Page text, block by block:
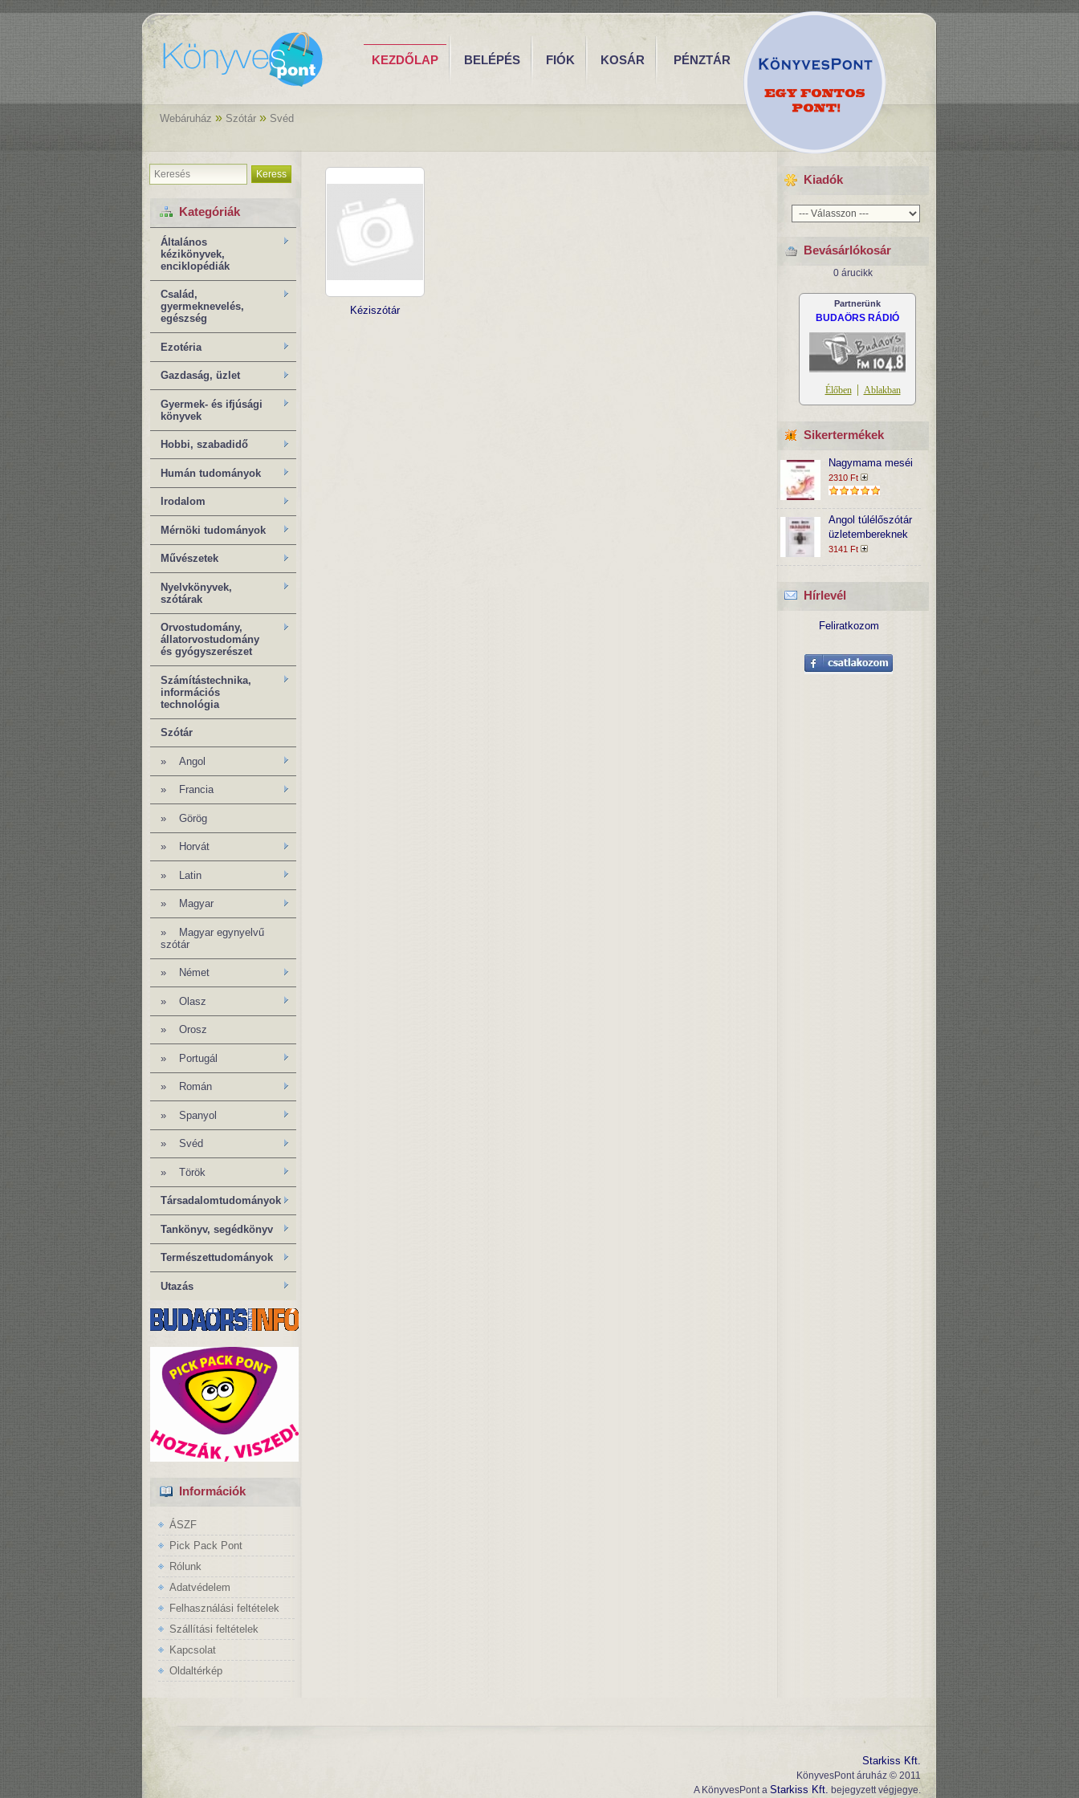
KEZDŐLAP BELÉPÉS FIÓK KOSÁR PÉNZTÁR
Webáruház » Szótár » Svéd
Keress
Kategóriák
Általános
kézikönyvek,
enciklopédiák
Család,
gyermeknevelés,
egészség
Ezotéria
Gazdaság, üzlet
Gyermek- és ifjúsági
könyvek
Hobbi, szabadidő
Humán tudományok
Irodalom
Mérnöki tudományok
Művészetek
Nyelvkönyvek,
szótárak
Orvostudomány,
állatorvostudomány
és gyógyszerészet
Számítástechnika,
információs
technológia
Szótár
» Angol
» Francia
» Görög
» Horvát
» Latin
» Magyar
»
Magyar egynyelvű
szótár
» Német
» Olasz
» Orosz
» Portugál
» Román
» Spanyol
» Svéd
» Török
Társadalomtudományok
Tankönyv, segédkönyv
Természettudományok
Utazás
Információk
ÁSZF
Pick Pack Pont
Rólunk
Adatvédelem
Felhasználási feltételek
Szállítási feltételek
Kapcsolat
Oldaltérkép
Kiadók
Bevásárlókosár
0 árucikk
Partnerünk
BUDAÖRS RÁDIÓ
Sikertermékek
Nagymama meséi
2310 Ft
Angol túlélőszótár
üzletembereknek
3141 Ft
Hírlevél
Feliratkozom
Kéziszótár
Starkiss Kft.
KönyvesPont áruház © 2011
A KönyvesPont a Starkiss Kft. bejegyzett végjegye.